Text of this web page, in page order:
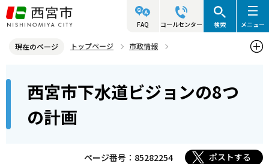
こ
の
ジ
頭
FAQ コールセンター 検索 メニュー
現在のページ トップページ
市政情報
西宮市下水道ビジョンの8つの計画
西宮市下水道ビジョンの8つ
の計画
ページ番号：85282254 ポストする